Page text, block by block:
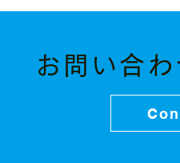
お問い合